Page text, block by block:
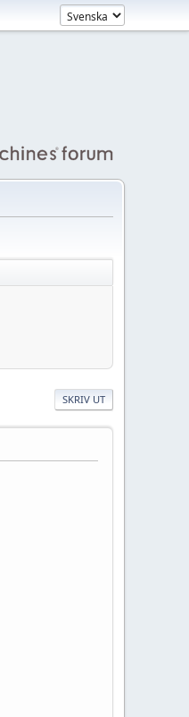
SKRIV UT